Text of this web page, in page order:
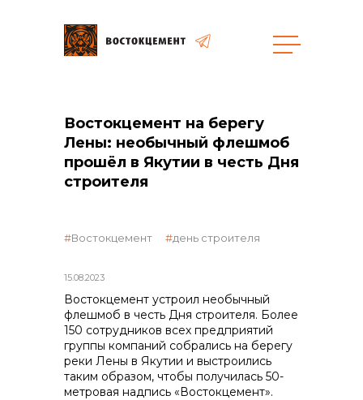
Закупки
общая информация
объявленные закупки
реализация неликвидов
контакты отдела закупок
Востокцемент на берегу
Лены: необычный флешмоб
прошёл в Якутии в честь Дня
строителя
15.08.2023
Востокцемент день строителя
Востокцемент устроил необычный
флешмоб в честь Дня строителя. Более
150 сотрудников всех предприятий
группы компаний собрались на берегу
реки Лены в Якутии и выстроились
таким образом, чтобы получилась 50-
метровая надпись «Востокцемент».